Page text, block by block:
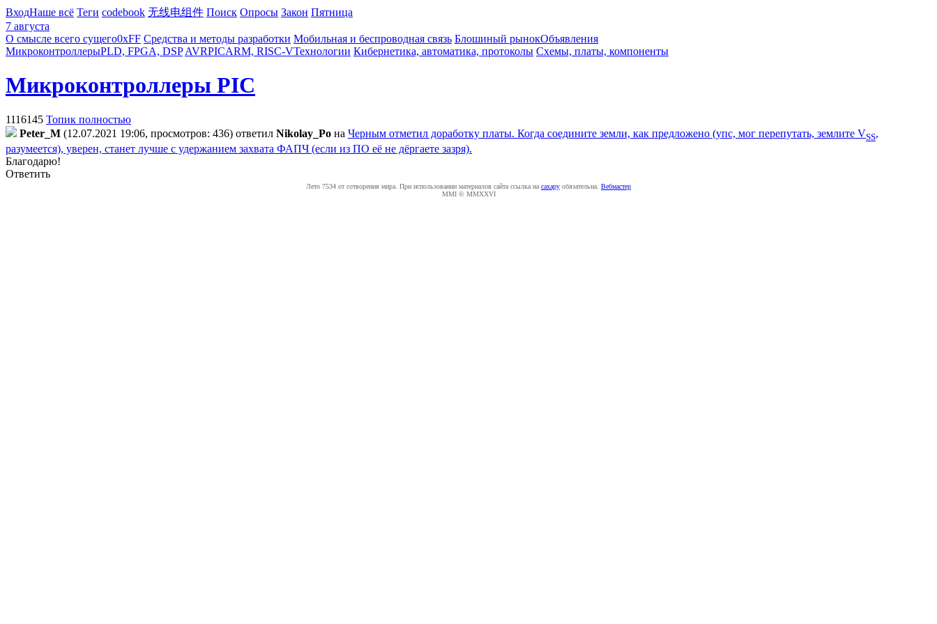
ВходНаше всё Теги codebook 无线电组件 Поиск Опросы Закон Пятница
7 августа
О смысле всего сущего0xFF Средства и методы разработки Мобильная и беспроводная связь Блошиный рынокОбъявления
МикроконтроллерыPLD, FPGA, DSP AVRPICARM, RISC-VТехнологии Кибернетика, автоматика, протоколы Схемы, платы, компоненты
Микроконтроллеры PIC
1116145 Топик полностью
Peter_M (12.07.2021 19:06, просмотров: 436) ответил Nikolay_Po на Черным отметил доработку платы. Когда соедините земли, как предложено (упс, мог перепутать, землите VSS,
разумеется), уверен, станет лучше с удержанием захвата ФАПЧ (если из ПО её не дёргаете зазря).
Благодарю!
Ответить
Лето 7534 от сотворения мира. При использовании материалов сайта ссылка на caxapу обязательна. Вебмастер
MMI © MMXXVI